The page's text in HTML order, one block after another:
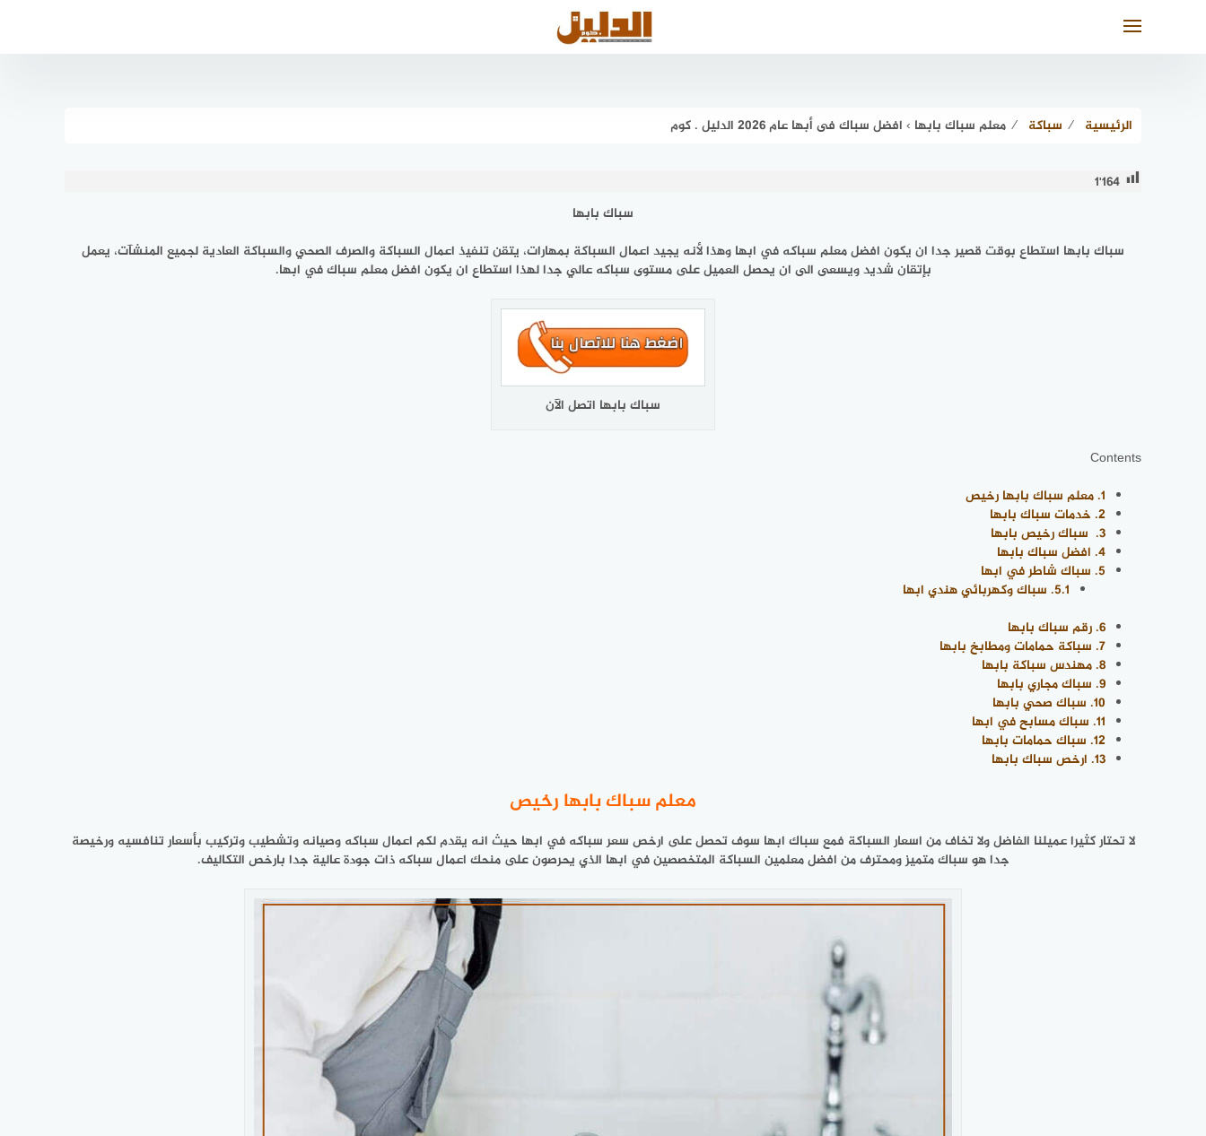
الرئيسية ⁄ سباكة ⁄ معلم سباك بابها › افضل سباك فى أبها عام 2026 الدليل . كوم
1٬164
سباك بابها
سباك بابها استطاع بوقت قصير جدا ان يكون افضل معلم سباكه في ابها وهذا لأنه يجيد اعمال السباكة بمهارات، يتقن تنفيذ اعمال السباكة والصرف الصحي والسباكة العادية لجميع المنشآت، يعمل
بإتقان شديد ويسعى الى ان يحصل العميل على مستوى سباكه عالي جدا لهذا استطاع ان يكون افضل معلم سباك في ابها.
سباك بابها اتصل الآن
Contents
1. معلم سباك بابها رخيص
2. خدمات سباك بابها
3. سباك رخيص بابها
4. افضل سباك بابها
5. سباك شاطر في ابها
5.1. سباك وكهربائي هندي ابها
6. رقم سباك بابها
7. سباكة حمامات ومطابخ بابها
8. مهندس سباكة بابها
9. سباك مجاري بابها
10. سباك صحي بابها
11. سباك مسابح في ابها
12. سباك حمامات بابها
13. ارخص سباك بابها
معلم سباك بابها رخيص
لا تحتار كثيرا عميلنا الفاضل ولا تخاف من اسعار السباكة فمع سباك ابها سوف تحصل على ارخص سعر سباكه في ابها حيث انه يقدم لكم اعمال سباكه وصيانه وتشطيب وتركيب بأسعار تنافسيه ورخيصة
جدا هو سباك متميز ومحترف من افضل معلمين السباكة المتخصصين في ابها الذي يحرصون على منحك اعمال سباكه ذات جودة عالية جدا بارخص التكاليف.